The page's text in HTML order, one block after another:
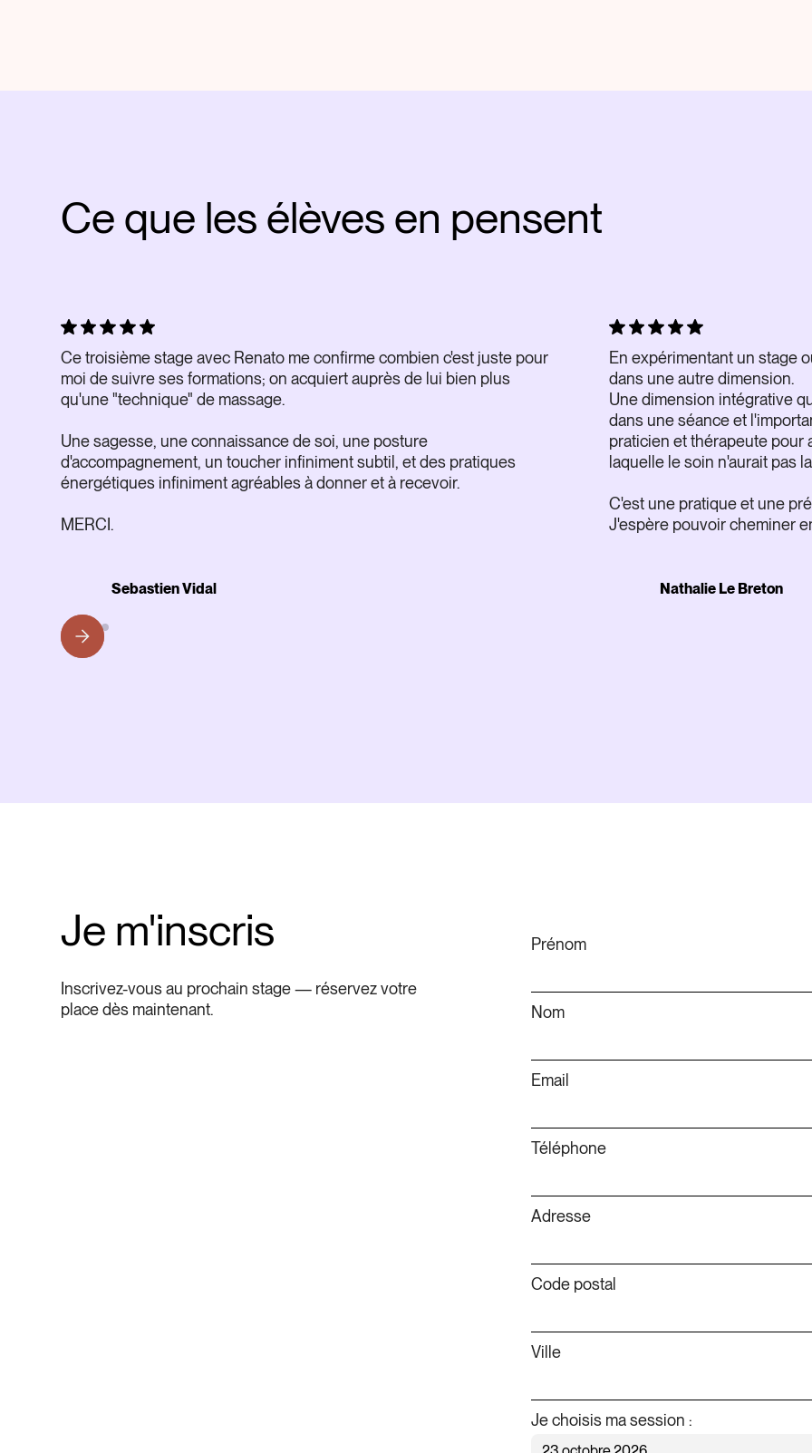
Ce que les élèves en pensent
Ce troisième stage avec Renato me confirme combien c'est juste pour
moi de suivre ses formations; on acquiert auprès de lui bien plus
qu'une "technique" de massage.
Une sagesse, une connaissance de soi, une posture
d'accompagnement, un toucher infiniment subtil, et des pratiques
énergétiques infiniment agréables à donner et à recevoir.
MERCI.
Sebastien Vidal
En expérimentant un stage
dans une autre dimension.
Une dimension intégrative
dans une séance et
praticien et thérapeute pour
laquelle le soin n'aurait pas
C'est une pratique et une
J'espère pouvoir cheminer
Nathalie Le Breton
Je m'inscris
Inscrivez-vous au prochain stage — réservez votre
place dès maintenant.
Prénom
Nom
Email
Téléphone
Adresse
Code postal
Ville
Je choisis ma session :